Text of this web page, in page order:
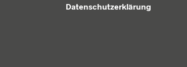
Datenschutzerklärung